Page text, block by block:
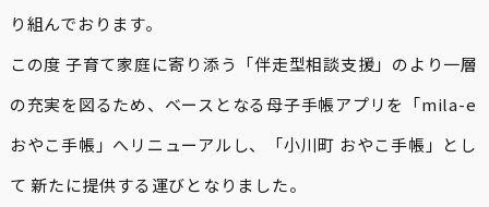
り組んでおります。
この度 子育て家庭に寄り添う「伴走型相談支援」のより一層
の充実を図るため、ベースとなる母子手帳アプリを「mila-e
おやこ手帳」へリニューアルし、「小川町 おやこ手帳」とし
て 新たに提供する運びとなりました。